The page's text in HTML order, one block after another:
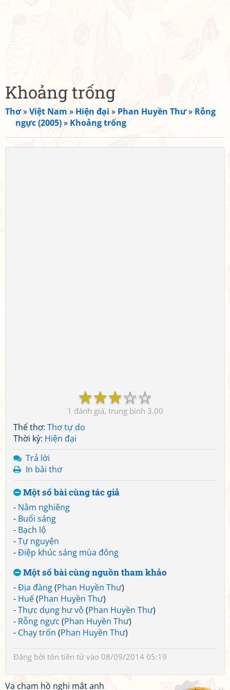
Khoảng trống
Thơ»Việt Nam » Hiện đại » Phan Huyền Thư» Rỗng
ngực (2005)» Khoảng trống
☆
☆
☆
☆
☆
1 3.00
Thể thơ: Thơ tự do
Thời kỳ: Hiện đại
Trả lời
In bài thơ
Một số bài cùng tác giả
- Nằm nghiêng
- Buổi sáng
- Bạch lộ
-Tự nguyện
-Điệp khúc sáng mùa đông
Một số bài cùng nguồn tham khảo
-Địa đàng(Phan Huyền Thư)
- Huế(Phan Huyền Thư)
-Thực dụng hư vô (Phan Huyền Thư)
- Rỗng ngực (Phan Huyền Thư)
- Chạy trốn (Phan Huyền Thư)
Đăng bởi tôn tiền tửvào 08/09/2014 05:19
Va chạm hồ nghi mắt anh